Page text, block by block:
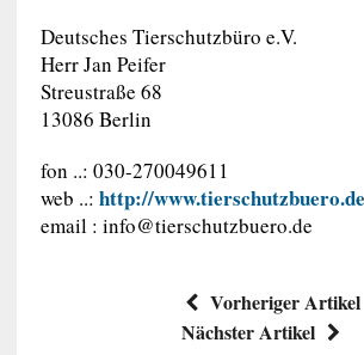
Deutsches Tierschutzbüro e.V.
Herr Jan Peifer
Streustraße 68
13086 Berlin
fon ..: 030-270049611
web ..: http://www.tierschutzbuero.de
email : info@tierschutzbuero.de
Vorheriger Artikel
Nächster Artikel